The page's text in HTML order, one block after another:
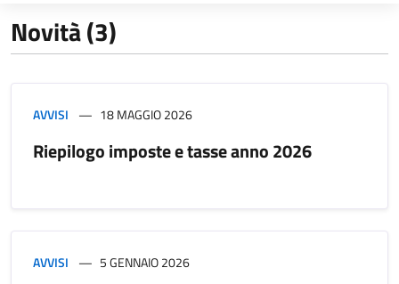
Novità (3)
AVVISI 18 MAGGIO 2026
Riepilogo imposte e tasse anno 2026
AVVISI 5 GENNAIO 2026